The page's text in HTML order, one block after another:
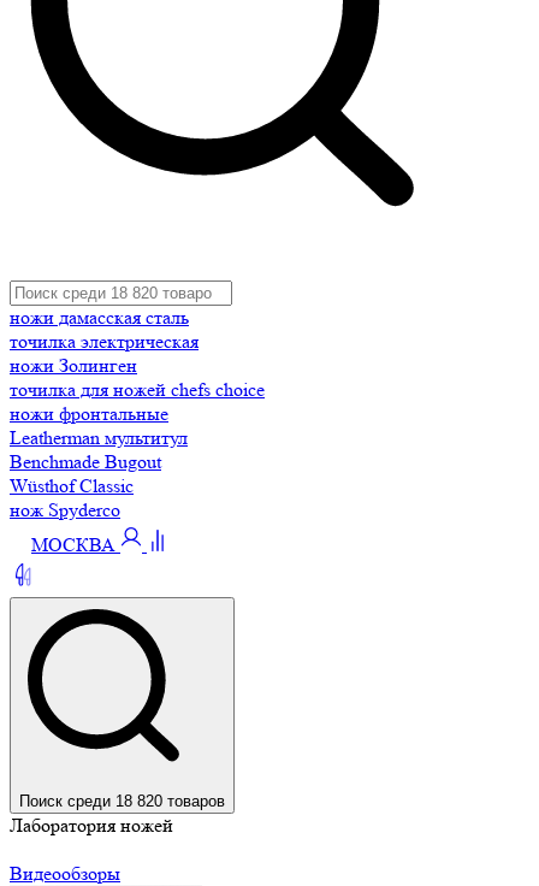
ножи дамасская сталь
точилка электрическая
ножи Золинген
точилка для ножей chefs choice
ножи фронтальные
Leatherman мультитул
Benchmade Bugout
Wüsthof Classic
нож Spyderco
МОСКВА
Поиск среди 18 820 товаров
Лаборатория ножей
Видеообзоры